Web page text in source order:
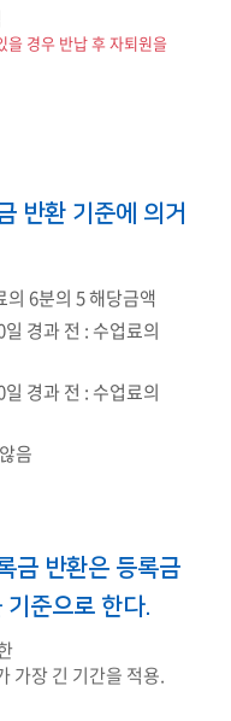
을 경우 반납 후 자퇴원을
반환 기준에 의거
6분의 5 해당금액
경과 전 : 수업료의
경과 전 : 수업료의
음
금 반환은 등록금
기준으로 한다.
가장 긴 기간을 적용.